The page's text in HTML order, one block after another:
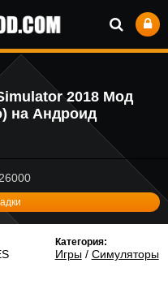
2018 Мод
на Андроид
Категория:
Игры/ Симуляторы